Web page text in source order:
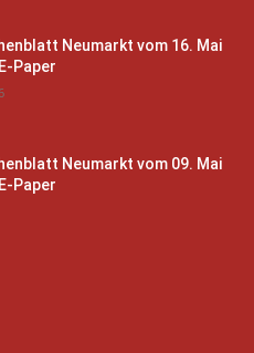
Neumarkt vom 16. Mai
Paper
Neumarkt vom 09. Mai
Paper